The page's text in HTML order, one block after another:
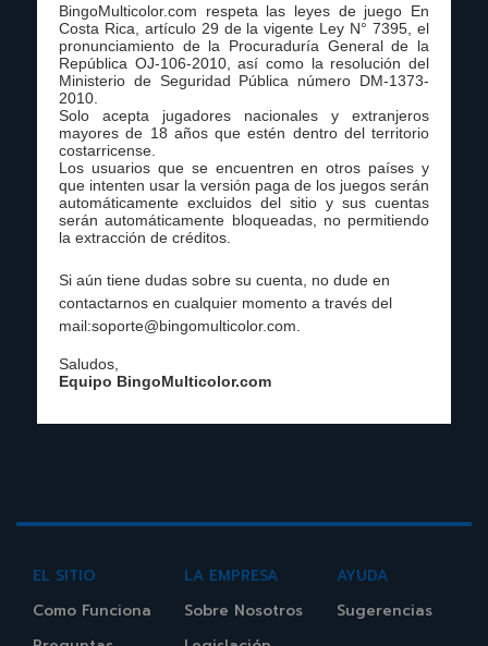
BingoMulticolor.com respeta las leyes de juego En
Costa Rica, artículo 29 de la vigente Ley N° 7395, el
pronunciamiento de la Procuraduría General de la
República OJ-106-2010, así como la resolución del
Ministerio de Seguridad Pública número DM-1373-
2010.
Solo acepta jugadores nacionales y extranjeros
mayores de 18 años que estén dentro del territorio
costarricense.
Los usuarios que se encuentren en otros países y
que intenten usar la versión paga de los juegos serán
automáticamente excluidos del sitio y sus cuentas
serán automáticamente bloqueadas, no permitiendo
la extracción de créditos.
Si aún tiene dudas sobre su cuenta, no dude en
contactarnos en cualquier momento a través del
mail:soporte@bingomulticolor.com
Saludos,
Equipo BingoMulticolor.com
EL SITIO
Como Funciona
LA EMPRESA
Sobre Nosotros
AYUDA
Sugerencias